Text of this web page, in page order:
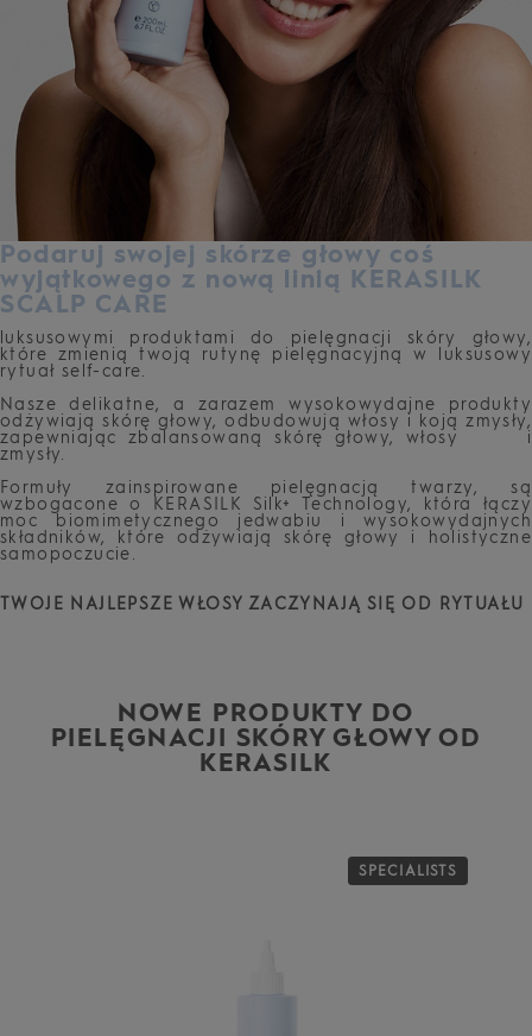
Podaruj swojej skórze głowy coś
wyjątkowego z nową linią KERASILK
SCALP CARE
luksusowymi produktami do pielęgnacji skóry głowy,
które zmienią twoją rutynę pielęgnacyjną w luksusowy
rytuał self-care.
Nasze delikatne, a zarazem wysokowydajne produkty
odżywiają skórę głowy, odbudowują włosy i koją zmysły,
zapewniając zbalansowaną skórę głowy, włosy i
zmysły.
Formuły zainspirowane pielęgnacją twarzy, są
wzbogacone o KERASILK Silk+ Technology, która łączy
moc biomimetycznego jedwabiu i wysokowydajnych
składników, które odżywiają skórę głowy i holistyczne
samopoczucie.
TWOJE NAJLEPSZE WŁOSY ZACZYNAJĄ SIĘ OD RYTUAŁU
NOWE PRODUKTY DO
PIELĘGNACJI SKÓRY GŁOWY OD
KERASILK
SPECIALISTS